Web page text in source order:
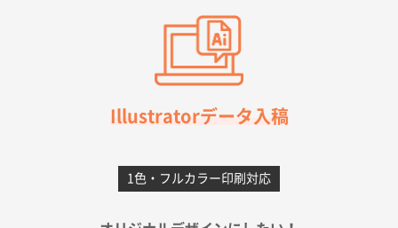
柳さんの対応が素晴らしかった。
フレキソレジ袋 Uバッグ 35号
5000枚
2026年06月28日 15:14
千葉県A社様
Illustratorデータ入稿
1色・フルカラー印刷対応